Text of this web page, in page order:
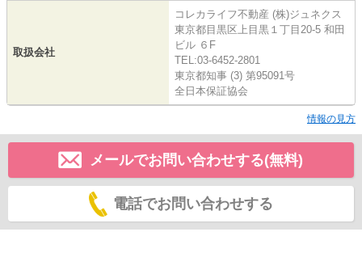
取扱会社
コレカライフ不動産 (株)ジュネクス
東京都目黒区上目黒１丁目20-5 和田
ビル ６F
TEL:03-6452-2801
東京都知事 (3) 第95091号
全日本保証協会
情報の見方
メールでお問い合わせする(無料)
電話でお問い合わせする